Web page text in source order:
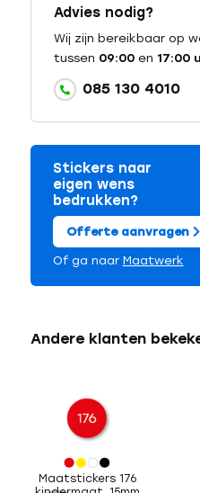
Advies nodig?
Wij zijn bereikbaar op
tussen 09:00en 17:00
085 130 4010
Stickers naar
eigen wens
bedrukken?
Offerte aanvragen
Of ga naar Maatwerk
Andere klanten
Maatstickers 176